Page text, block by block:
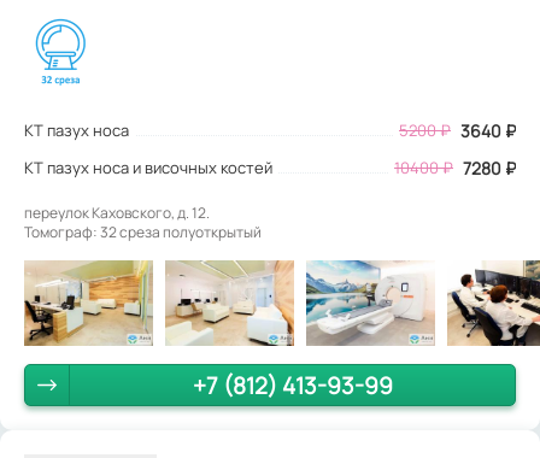
КТ пазух носа 5200₽ 3640 ₽
КТ пазух носа и височных костей 10400 ₽ 7280 ₽
переулок Каховского, д. 12.
Томограф: 32 среза полуоткрытый
+7 (812) 413-93-99